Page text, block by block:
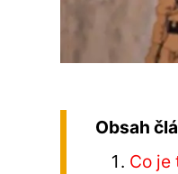
Obsah
Co je